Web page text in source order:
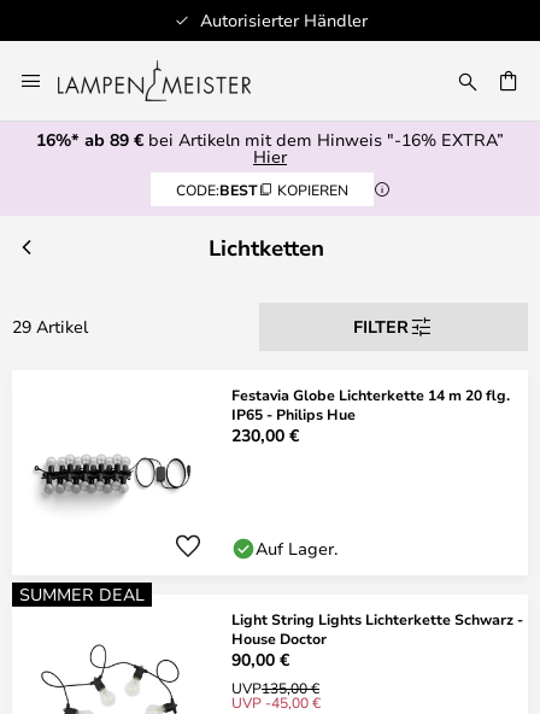
Autorisierter Händler
Inhalt
springen
16%* ab 89 € bei Artikeln mit dem Hinweis "-16% EXTRA”
Hier
CODE:BEST KOPIEREN
Lichtketten
29 Artikel FILTER
Festavia Globe Lichterkette 14 m 20 flg.
IP65 - Philips Hue
230,00 €
Auf Lager.
SUMMER DEAL
Light String Lights Lichterkette Schwarz -
House Doctor
90,00 €
UVP135,00 €
UVP -45,00 €